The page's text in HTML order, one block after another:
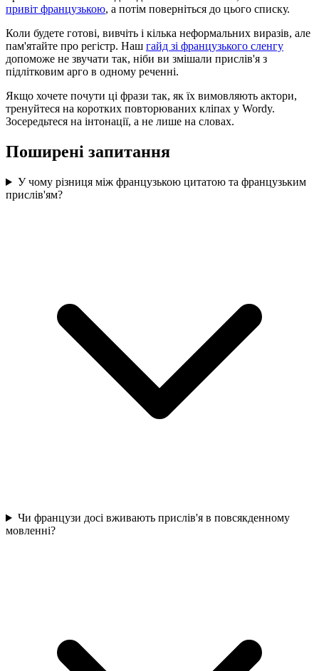
привіт французькою, а потім поверніться до цього списку.
Коли будете готові, вивчіть і кілька неформальних виразів, але
пам'ятайте про регістр. Наш гайд зі французького сленгу
допоможе не звучати так, ніби ви змішали прислів'я з
підлітковим арго в одному реченні.
Якщо хочете почути ці фрази так, як їх вимовляють актори,
тренуйтеся на коротких повторюваних кліпах у Wordy.
Зосередьтеся на інтонації, а не лише на словах.
Поширені запитання
У чому різниця між французькою цитатою та французьким
прислів'ям?
Чи французи досі вживають прислів'я в повсякденному
мовленні?